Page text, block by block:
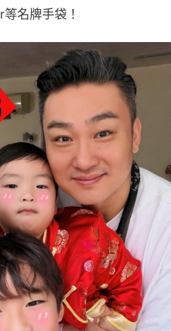
名牌手袋！